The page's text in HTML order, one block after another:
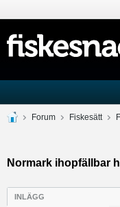
Forum Fiskesätt
Normark ihopfällbar
INLÄGG